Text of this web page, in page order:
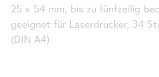
25 x 54 mm, bis zu fünfzeilig
geeignet für Laserdrucker, 34
(DIN A4)